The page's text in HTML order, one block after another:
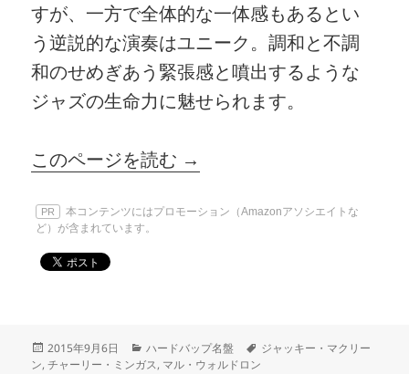
すが、一方で全体的な一体感もあるとい
う逆説的な演奏はユニーク。調和と不調
和のせめぎあう緊張感と噴出するような
ジャズの生命力に魅せられます。
このページを読む →
PR
本コンテンツにはプロモーション（Amazonアソシエイトな
ど）が含まれています。
投
稿
2015年9月6日
カ
テ
ハードバップ名盤
タ
ジャッキー・マクリー
ン,チャーリー・ミンガス, マル・ウォルドロン